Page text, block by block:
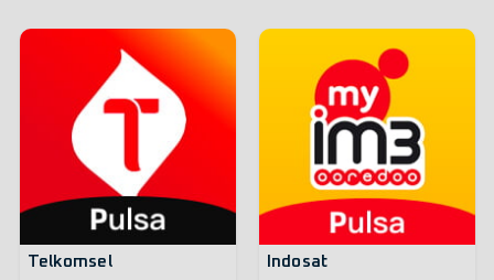
Telkomsel Indosat